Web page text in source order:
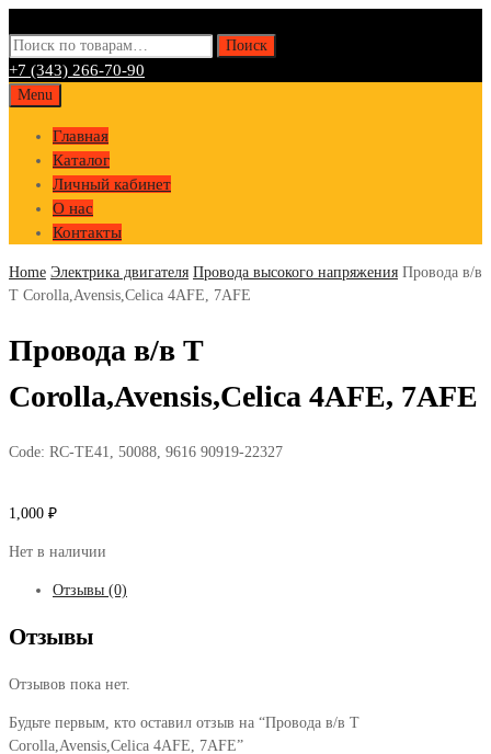
Искать: Поиск
+7 (343) 266-70-90
Skip
content
Menu
Главная
Каталог
Личный кабинет
О нас
Контакты
Home Электрика двигателя Провода высокого напряжения Провода в/в
T Corolla,Avensis,Celica 4AFE, 7AFE
Провода в/в T
Corolla,Avensis,Celica 4AFE, 7AFE
Code: RC-TE41, 50088, 9616 90919-22327
1,000 ₽
Нет в наличии
Отзывы (0)
Отзывы
Отзывов пока нет.
Будьте первым, кто оставил отзыв на “Провода в/в T
Corolla,Avensis,Celica 4AFE, 7AFE”